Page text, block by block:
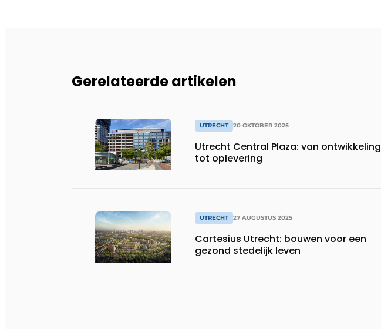
Gerelateerde artikelen
UTRECHT 20 OKTOBER 2025
Utrecht Central Plaza: van ontwikkeling
tot oplevering
UTRECHT 27 AUGUSTUS 2025
Cartesius Utrecht: bouwen voor een
gezond stedelijk leven